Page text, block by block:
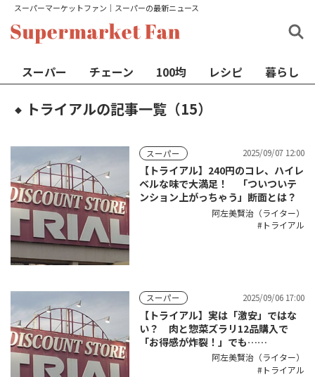
スーパーマーケットファン│スーパーの最新ニュース
スーパー チェーン 100均 レシピ 暮らし
◆ トライアルの記事一覧（15）
スーパー 2025/09/07 12:00
【トライアル】240円のコレ、ハイレ
ベルな味で大満足！ 「ついついテ
ンション上がっちゃう」断面とは？
阿左美賢治（ライター）
トライアル
スーパー 2025/09/06 17:00
【トライアル】実は「激安」ではな
い？ 肉と惣菜ズラリ12品購入で
「お得感が炸裂！」でも……
阿左美賢治（ライター）
トライアル